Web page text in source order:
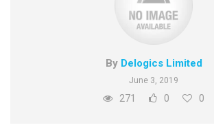
By Delogics Limited
June 3, 2019
271 0 0